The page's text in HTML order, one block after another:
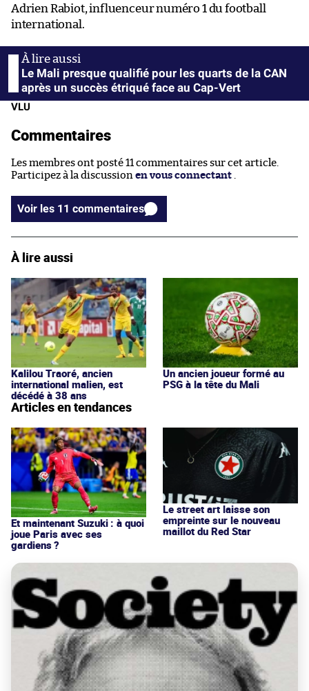
Adrien Rabiot, influenceur numéro 1 du football
international.
Le Mali presque qualifié pour les quarts de la CAN
après un succès étriqué face au Cap-Vert
VLU
Commentaires
Les membres ont posté 11 commentaires sur cet article.
Participez à la discussion en vous connectant
Voir les 11 commentaires
À lire aussi
Kalilou Traoré, ancien
international malien, est
décédé à 38 ans
Un ancien joueur formé au
PSG à la tête du Mali
Articles en tendances
Et maintenant Suzuki : à quoi
joue Paris avec ses
gardiens ?
Le street art laisse son
empreinte sur le nouveau
maillot du Red Star